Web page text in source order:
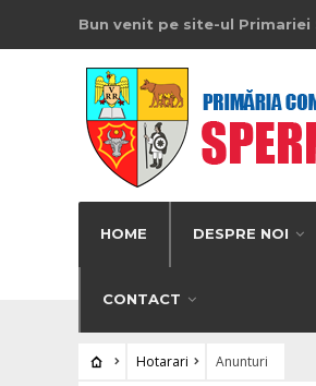
Bun venit pe site-ul Primariei
HOME DESPRE NOI
CONTACT
Hotarari Anunturi